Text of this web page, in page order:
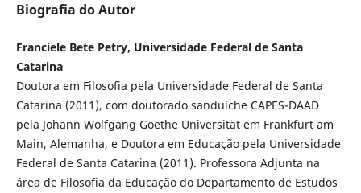
Biografia do Autor
Franciele Bete Petry, Universidade Federal de Santa
Catarina
Doutora em Filosofia pela Universidade Federal de Santa
Catarina (2011), com doutorado sanduíche CAPES-DAAD
pela Johann Wolfgang Goethe Universität em Frankfurt am
Main, Alemanha, e Doutora em Educação pela Universidade
Federal de Santa Catarina (2011). Professora Adjunta na
área de Filosofia da Educação do Departamento de Estudos